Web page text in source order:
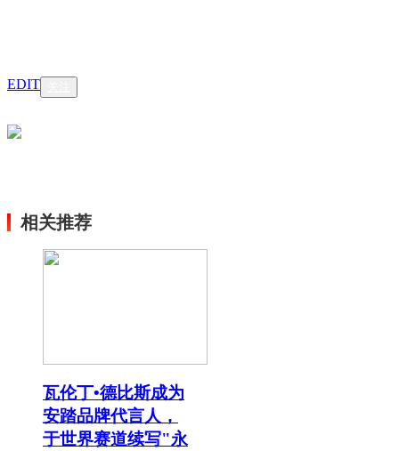
EDIT
相关推荐
瓦伦丁•德比斯成为
安踏品牌代言人，
于世界赛道续写"永